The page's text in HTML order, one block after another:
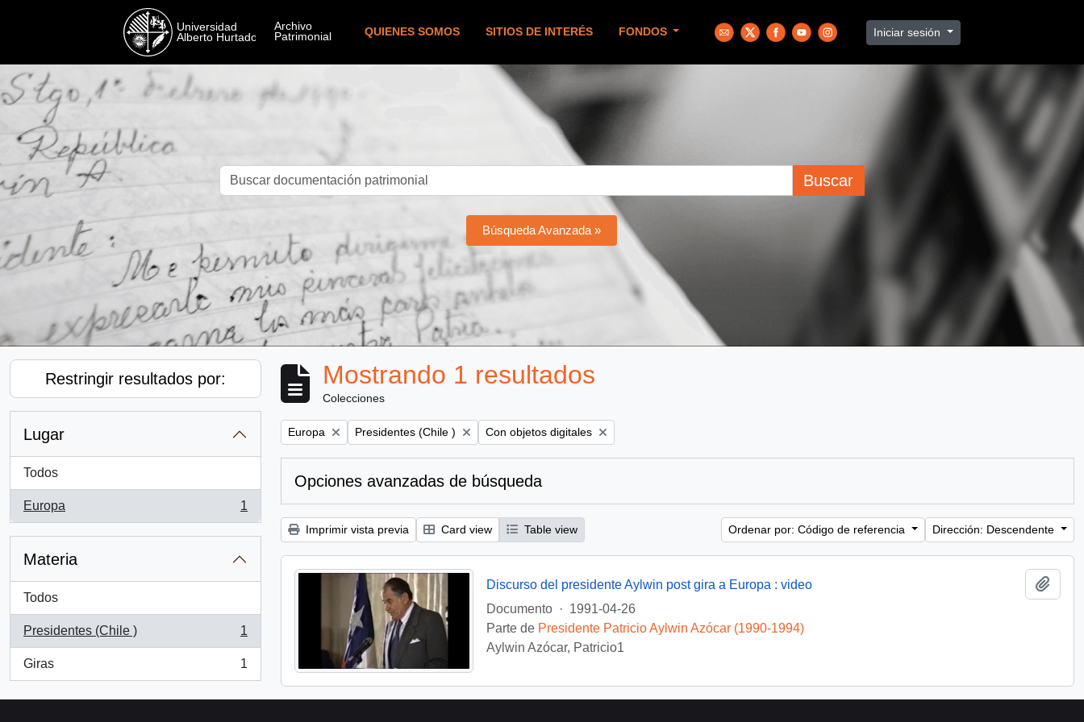
QUIENES SOMOS SITIOS DE INTERÉS FONDOS Iniciar sesión
Buscar
Búsqueda Avanzada »
Restringir resultados por:
Lugar
Todos
Europa
, 1 resultados
1
Materia
Todos
Presidentes (Chile )
, 1 resultados
1
Giras
, 1 resultados
1
Mostrando 1 resultados
Colecciones
Remove filter:
Europa Remove filter:
Presidentes (Chile ) Remove filter:
Con objetos digitales
Opciones avanzadas de búsqueda
Imprimir vista previa Card view Table view Ordenar por: Código de referencia Dirección: Descendente
Discurso del presidente Aylwin post gira a Europa : video
Documento
· 1991-04-26
Parte de Presidente Patricio Aylwin Azócar (1990-1994)
Aylwin Azócar, Patricio1